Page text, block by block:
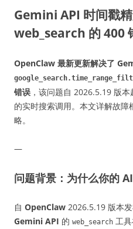
Gemini API 时间戳
web_search 的 400
OpenClaw 最新更新解决了
错误 ，该问题自 2026.5.19 版
的实时搜索调用。本文详解故
略。
—
问题背景：为什么你的
自 OpenClaw 2026.5.19 版本
Gemini API 的 web_search 工